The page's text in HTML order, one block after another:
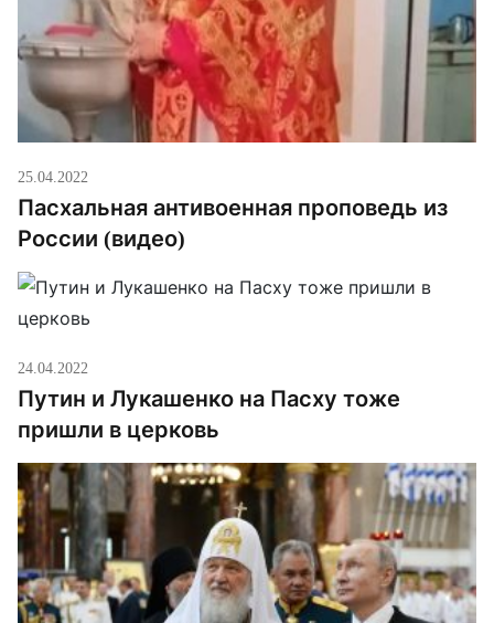
25.04.2022
Пасхальная антивоенная проповедь из
России (видео)
24.04.2022
Путин и Лукашенко на Пасху тоже
пришли в церковь